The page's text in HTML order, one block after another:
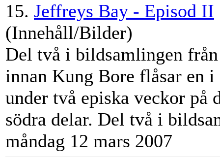
15. Jeffreys Bay - Episod II
(Innehåll/Bilder)
Del två i bildsamlingen
innan Kung Bore flåsar en i
under två episka veckor på
södra delar. Del två i
måndag 12 mars 2007